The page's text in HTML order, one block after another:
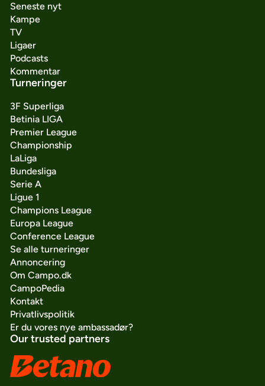
Seneste nyt
Kampe
TV
Ligaer
Podcasts
Kommentar
Turneringer
3F Superliga
Betinia LIGA
Premier League
Championship
LaLiga
Bundesliga
Serie A
Ligue 1
Champions League
Europa League
Conference League
Se alle turneringer
Annoncering
Om Campo.dk
CampoPedia
Kontakt
Privatlivspolitik
Er du vores nye ambassadør?
Our trusted partners